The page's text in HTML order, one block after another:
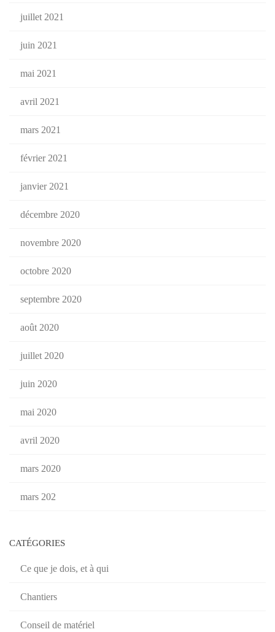
juillet 2021
juin 2021
mai 2021
avril 2021
mars 2021
février 2021
janvier 2021
décembre 2020
novembre 2020
octobre 2020
septembre 2020
août 2020
juillet 2020
juin 2020
mai 2020
avril 2020
mars 2020
mars 202
CATÉGORIES
Ce que je dois, et à qui
Chantiers
Conseil de matériel